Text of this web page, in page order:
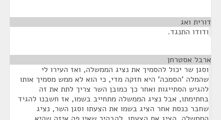
דורית ואג
ודודו התנגד.
ארבל אסטרחן
וסגן שר יכול להסמיך את נציג הממשלה, ואז העירו לי
שהמלה 'הסמכה' היא חזקה מדי, כי הוא לא ממש מסמיך אותו
להגיש הסתייגות ואחר כך כמובן השר צריך לתת את זה
בחתימתו, אבל נציג הממשלה מתחייב בשמו, אז חשבנו להגיד
שחבר כנסת אחר הציג בשמו את הצעתו וסגן השר, נציג